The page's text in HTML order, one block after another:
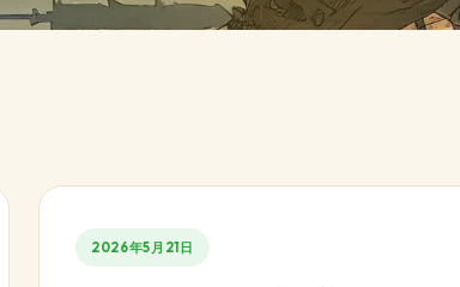
2026年5月21日